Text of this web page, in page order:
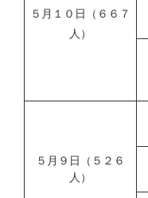
５月１０日（６６７
人）
５月９日（５２６
人）